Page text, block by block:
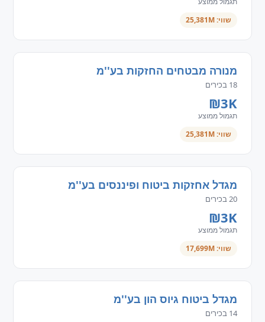
שווי: 25,381M
מנורה מבטחים החזקות בע''מ
18 בכירים
₪3K
תגמול ממוצע
שווי: 25,381M
מגדל אחזקות ביטוח ופיננסים בע''מ
20 בכירים
₪3K
תגמול ממוצע
שווי: 17,699M
מגדל ביטוח גיוס הון בע''מ
14 בכירים